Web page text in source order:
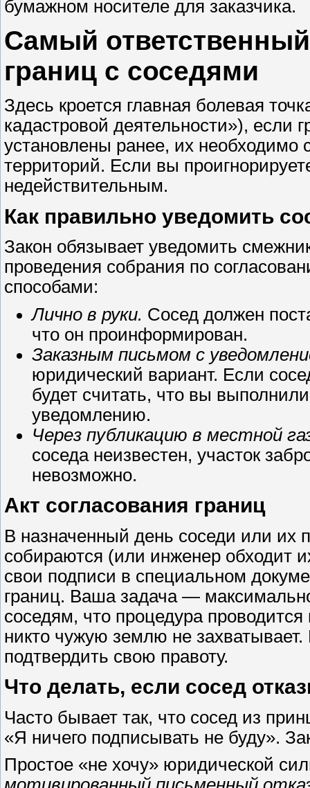
бумажном носителе для заказчика.
Самый
границ с соседями
Здесь кроется главная болевая
кадастровой деятельности»), если
установлены ранее, их необходимо
территорий. Если вы
недействительным.
Как правильно уведомить
Закон обязывает уведомить
проведения собрания по
способами:
Лично в руки. Сосед должен
что он проинформирован.
Заказным письмом с
юридический вариант. Если
будет считать, что вы
уведомлению.
Через публикацию в местной
соседа неизвестен, участок
невозможно.
Акт согласования границ
В назначенный день соседи или их
собираются (или инженер обходит
свои подписи в специальном
границ. Ваша задача —
соседям, что процедура
никто чужую землю не
подтвердить свою правоту.
Что делать, если сосед
Часто бывает так, что сосед из
«Я ничего подписывать не буду».
Простое «не хочу» юридической